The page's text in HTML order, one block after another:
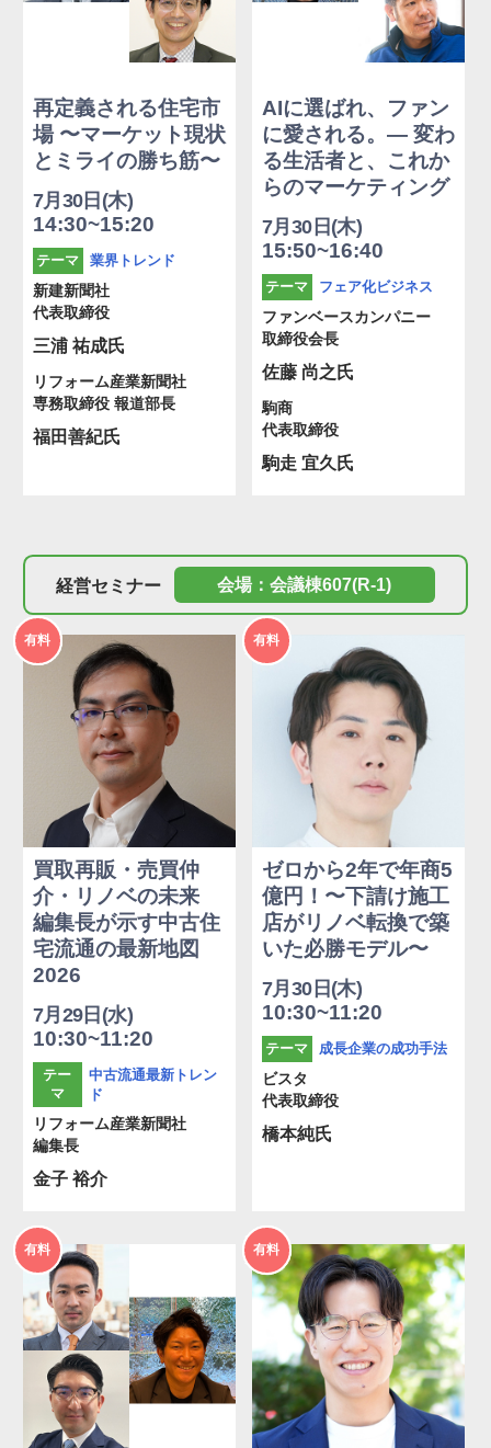
再定義される住宅市
場 〜マーケット現状
とミライの勝ち筋〜
7月30日(木)
14:30~15:20
テーマ
業界トレンド
新建新聞社
代表取締役
三浦 祐成氏
リフォーム産業新聞社
専務取締役 報道部長
福田善紀氏
AIに選ばれ、ファン
に愛される。― 変わ
る生活者と、これか
らのマーケティング
7月30日(木)
15:50~16:40
テーマ
フェア化ビジネス
ファンベースカンパニー
取締役会長
佐藤 尚之氏
駒商
代表取締役
駒走 宜久氏
経営セミナー 会場：会議棟607(R-1)
2026年
度
有料
買取再販・売買仲
介・リノベの未来
編集長が示す中古住
宅流通の最新地図
2026
7月29日(水)
10:30~11:20
テー
マ
中古流通最新トレン
ド
リフォーム産業新聞社
編集長
金子 裕介
2026年
度
有料
ゼロから2年で年商5
億円！〜下請け施工
店がリノベ転換で築
いた必勝モデル〜
7月30日(木)
10:30~11:20
テーマ
成長企業の成功手法
ビスタ
代表取締役
橋本純氏
2026年
度
有料
2026年
度
有料